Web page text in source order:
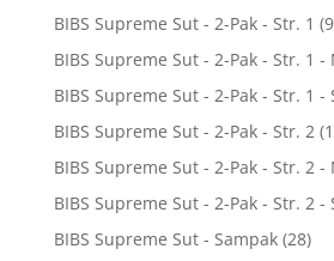
BIBS Supreme Sut - 2-Pak - Str. 1
BIBS Supreme Sut - 2-Pak - Str. 1
BIBS Supreme Sut - 2-Pak - Str. 1 -
BIBS Supreme Sut - 2-Pak - Str. 2
BIBS Supreme Sut - 2-Pak - Str. 2
BIBS Supreme Sut - 2-Pak - Str. 2 -
BIBS Supreme Sut - Sampak (28)